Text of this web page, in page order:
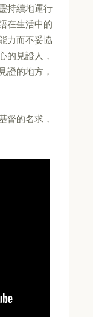
持續地運行
在生活中的
力而不妥協
的見證人，
證的地方，
督的名求，